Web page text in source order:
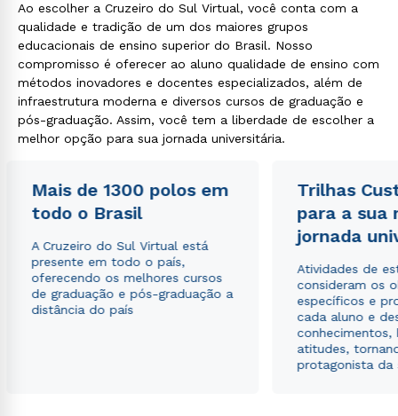
Ao escolher a Cruzeiro do Sul Virtual, você conta com a
qualidade e tradição de um dos maiores grupos
educacionais de ensino superior do Brasil. Nosso
compromisso é oferecer ao aluno qualidade de ensino com
métodos inovadores e docentes especializados, além de
infraestrutura moderna e diversos cursos de graduação e
pós-graduação. Assim, você tem a liberdade de escolher a
melhor opção para sua jornada universitária.
Mais de 1300 polos em
todo o Brasil
A Cruzeiro do Sul Virtual está
presente em todo o país,
oferecendo os melhores cursos
de graduação e pós-graduação a
distância do país
Trilhas
para a sua
jornada
Atividades de
consideram os
específicos e
cada aluno e
conhecimentos,
atitudes,
protagonista da